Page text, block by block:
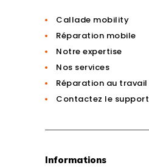
Callade mobility
Réparation mobile
Notre expertise
Nos services
Réparation au travail
Contactez le support
Informations